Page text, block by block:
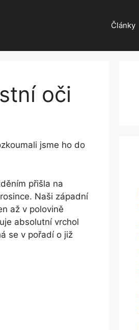
Články
oči
jsme ho do
přišla na
Naši západní
až v polovině
absolutní vrchol
se v pořadí o již